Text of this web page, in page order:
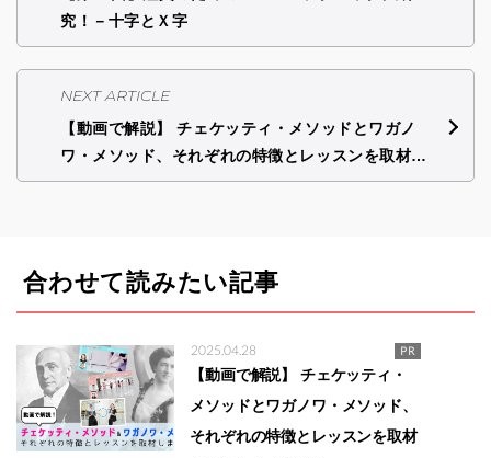
究！－十字とＸ字
NEXT ARTICLE
【動画で解説】 チェケッティ・メソッドとワガノ
ワ・メソッド、それぞれの特徴とレッスンを取材…
合わせて読みたい記事
2025.04.28 PR
【動画で解説】 チェケッティ・
メソッドとワガノワ・メソッド、
それぞれの特徴とレッスンを取材